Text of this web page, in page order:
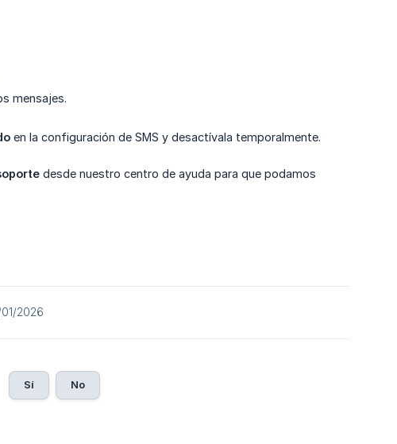
mensajes.
en la configuración de SMS y desactívala temporalmente.
desde nuestro centro de ayuda para que podamos
2026
Sí No